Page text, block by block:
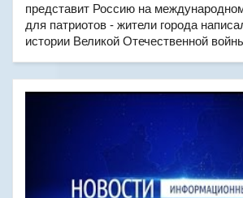
представит Россию на
для патриотов - жители города
истории Великой Отечественной